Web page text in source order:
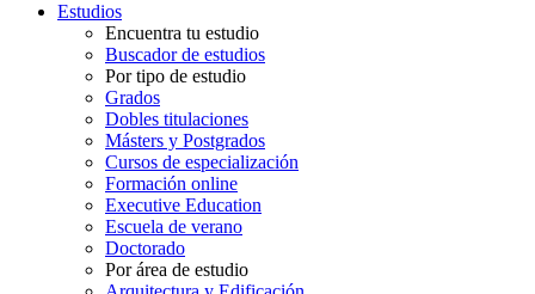
Estudios
Encuentra tu estudio
Buscador de estudios
Por tipo de estudio
Grados
Dobles titulaciones
Másters y Postgrados
Cursos de especialización
Formación online
Executive Education
Escuela de verano
Doctorado
Por área de estudio